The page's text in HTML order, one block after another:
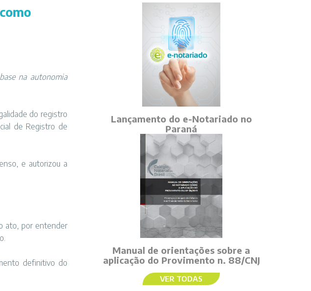
na autonomia
do registro
de Registro de
e autorizou a
ato, por entender
definitivo do
Lançamento do e-Notariado no
Paraná
Manual de orientações sobre a
aplicação do Provimento n. 88/CNJ
VER TODAS